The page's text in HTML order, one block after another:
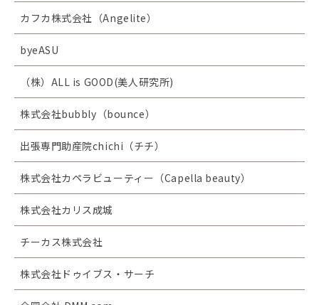
カフカ株式会社（Angelite）
byeASU
（株）ALL is GOOD(美人研究所)
株式会社bubbly（bounce）
出張専門助産院chichi（チチ）
株式会社カペラビューティー（Capella beauty）
株式会社カリス成城
チーカス株式会社
株式会社ドゥイブス・サーチ